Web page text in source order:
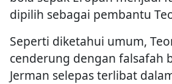
dipilih sebagai pembantu
Seperti diketahui umum,
cenderung dengan falsafah
Jerman selepas terlibat